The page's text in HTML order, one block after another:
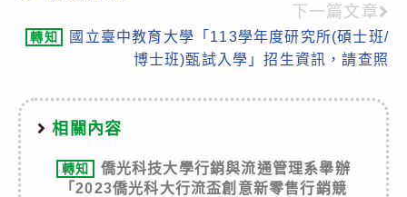
下一篇文章
轉知
國立臺中教育大學「113學年度研究所(碩士班/
博士班)甄試入學」招生資訊，請查照
相關內容
轉知
僑光科技大學行銷與流通管理系舉辦
「2023僑光科大行流盃創意新零售行銷競